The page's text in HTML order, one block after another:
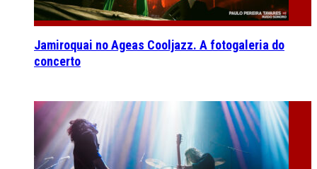
Jamiroquai no Ageas Cooljazz. A fotogaleria do
concerto